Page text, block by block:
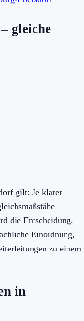
gleiche
gilt: Je klarer
die Entscheidung.
Einordnung,
zu einem
in